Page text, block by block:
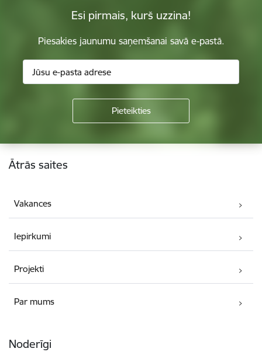
Esi pirmais, kurš uzzina!
Piesakies jaunumu saņemšanai savā e-pastā.
Kājene
Ātrās saites
Vakances
Iepirkumi
Projekti
Par mums
Noderīgi